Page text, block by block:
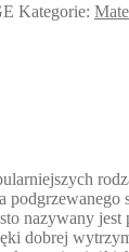
Kategorie:
nazywany jest
dobrej